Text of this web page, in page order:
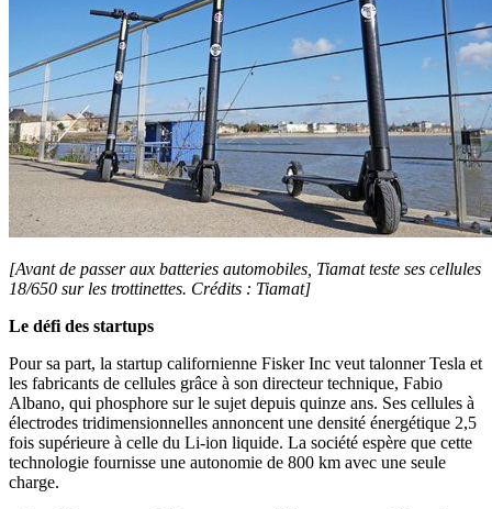
[Avant de passer aux batteries automobiles, Tiamat teste ses cellules
18/650 sur les trottinettes. Crédits : Tiamat]
Le défi des startups
Pour sa part, la startup californienne Fisker Inc veut talonner Tesla et
les fabricants de cellules grâce à son directeur technique, Fabio
Albano, qui phosphore sur le sujet depuis quinze ans. Ses cellules à
électrodes tridimensionnelles annoncent une densité énergétique 2,5
fois supérieure à celle du Li-ion liquide. La société espère que cette
technologie fournisse une autonomie de 800 km avec une seule
charge.